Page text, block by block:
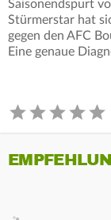
Saisonendspurt
Stürmerstar hat
gegen den AFC
Eine genaue